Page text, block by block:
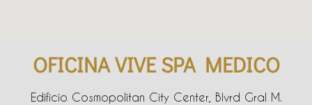
OFICINA VIVE SPA MEDICO
Edificio Cosmopolitan City Center, Blvrd Gral M.